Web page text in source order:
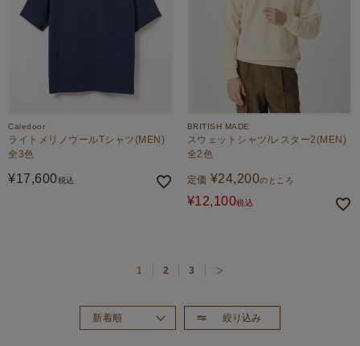
Caledoor
ライトメリノウールTシャツ(MEN)
全3色
¥17,600税込
BRITISH MADE
スウェットシャツ/レスター2(MEN)
全2色
定価 ¥24,200のところ
¥12,100税込
絞り込み
新着順
1 2 3